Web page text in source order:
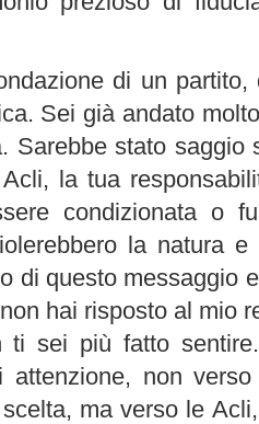
di un
Sei già andato
Sarebbe stato
la tua
condizionata o
la natura
di questo messaggio
hai risposto al mio
ti sei più fatto
attenzione, non
ma verso le